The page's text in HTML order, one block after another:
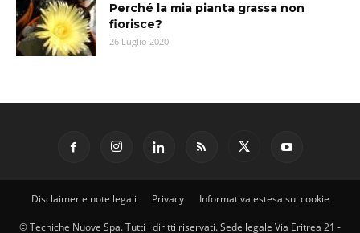
Perché la mia pianta grassa non
fiorisce?
26 Luglio 2020
Disclaimer e note legali Privacy Informativa estesa sui cookie
© Tecniche Nuove Spa. Tutti i diritti riservati. Sede legale Via Eritrea 21 -